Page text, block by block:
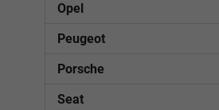
Opel
Peugeot
Porsche
Seat